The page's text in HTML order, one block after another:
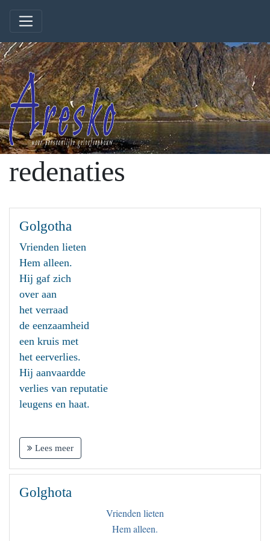
redenaties
Golgotha
Vrienden lieten
Hem alleen.
Hij gaf zich
over aan
het verraad
de eenzaamheid
een kruis met
het eerverlies.
Hij aanvaardde
verlies van reputatie
leugens en haat.
Lees meer
Golghota
Vrienden lieten
Hem alleen.